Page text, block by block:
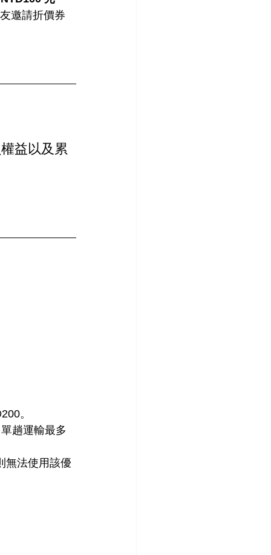
邀請折價券
益以及累
。
趟運輸最多
無法使用該優